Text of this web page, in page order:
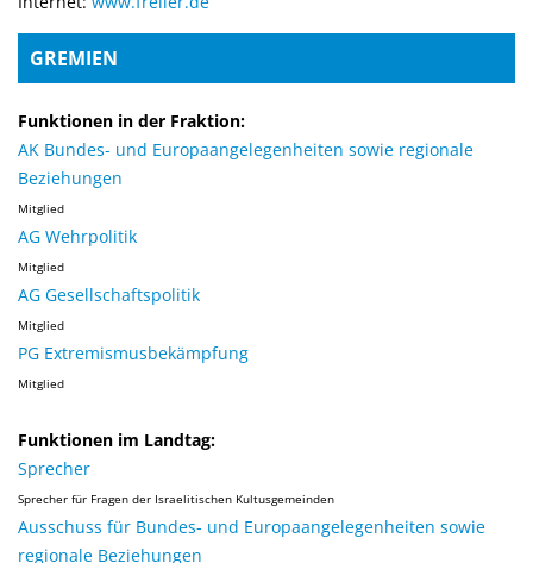
GREMIEN
Funktionen in der Fraktion:
AK Bundes- und Europaangelegenheiten sowie regionale
Beziehungen
Mitglied
AG Wehrpolitik
Mitglied
AG Gesellschaftspolitik
Mitglied
PG Extremismusbekämpfung
Mitglied
Funktionen im Landtag:
Sprecher
Sprecher für Fragen der Israelitischen Kultusgemeinden
Ausschuss für Bundes- und Europaangelegenheiten sowie
regionale Beziehungen